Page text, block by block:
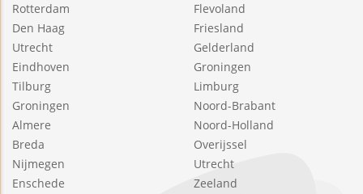
Rotterdam
Den Haag
Utrecht
Eindhoven
Tilburg
Groningen
Almere
Breda
Nijmegen
Enschede
Flevoland
Friesland
Gelderland
Groningen
Limburg
Noord-Brabant
Noord-Holland
Overijssel
Utrecht
Zeeland